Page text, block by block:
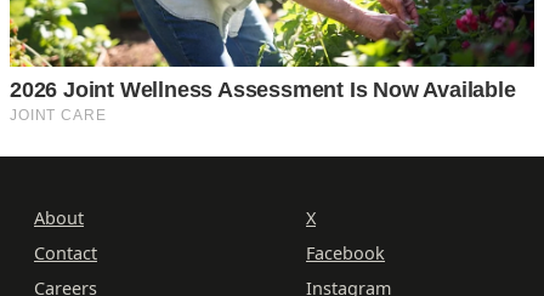
About
Contact
Careers
X
Facebook
Instagram